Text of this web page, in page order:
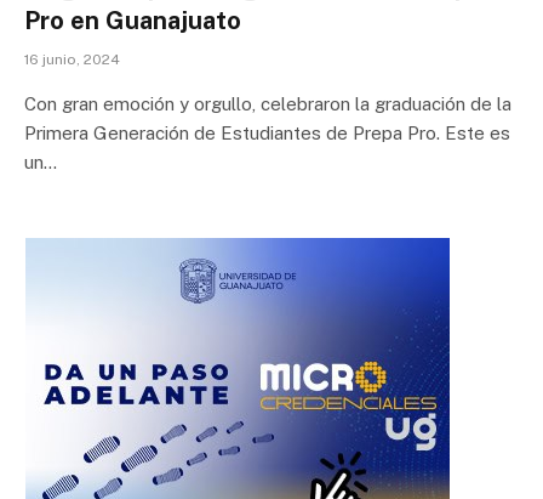
Pro en Guanajuato
16 junio, 2024
Con gran emoción y orgullo, celebraron la graduación de la
Primera Generación de Estudiantes de Prepa Pro. Este es
un…